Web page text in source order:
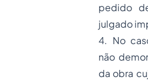
pedido
julgado
4. No
não
da obra